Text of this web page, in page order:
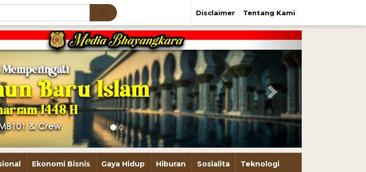
Disclaimer Tentang Kami
Next
Ekonomi Bisnis Gaya Hidup Hiburan Sosialita Teknologi